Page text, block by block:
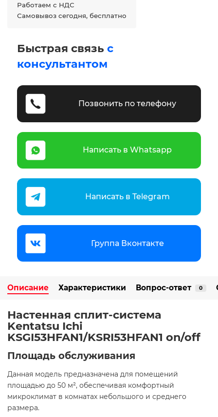
Работаем с НДС
Самовывоз сегодня, бесплатно
Быстрая связь с
консультантом
Позвонить по телефону
Написать в Whatsapp
Написать в Telegram
Группа Вконтакте
Описание Характеристики Вопрос-ответ 0
Настенная сплит-система
Kentatsu Ichi
KSGI53HFAN1/KSRI53HFAN1 on/off
Площадь обслуживания
Данная модель предназначена для помещений
площадью до 50 м², обеспечивая комфортный
микроклимат в комнатах небольшого и среднего
размера.​